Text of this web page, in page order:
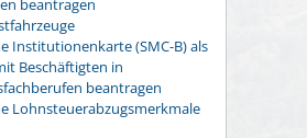
beantragen
Institutionenkarte (SMC-B) als
Beschäftigten in
beantragen
Lohnsteuerabzugsmerkmale